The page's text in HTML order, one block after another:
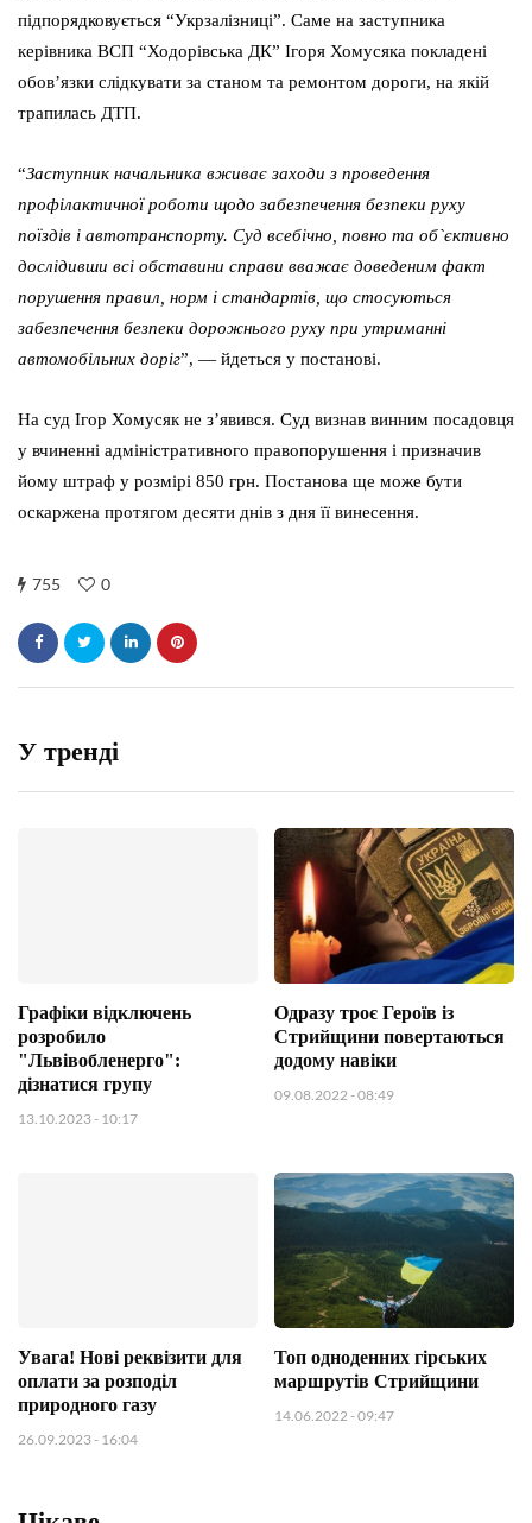
підпорядковується “Укрзалізниці”. Саме на заступника
керівника ВСП “Ходорівська ДК” Ігоря Хомусяка покладені
обовʼязки слідкувати за станом та ремонтом дороги, на якій
трапилась ДТП.
“Заступник начальника вживає заходи з проведення
профілактичної роботи щодо забезпечення безпеки руху
поїздів і автотранспорту. Суд всебічно, повно та об`єктивно
дослідивши всі обставини справи вважає доведеним факт
порушення правил, норм і стандартів, що стосуються
забезпечення безпеки дорожнього руху при утриманні
автомобільних доріг”, — йдеться у постанові.
На суд Ігор Хомусяк не з’явився. Суд визнав винним посадовця
у вчиненні адміністративного правопорушення і призначив
йому штраф у розмірі 850 грн. Постанова ще може бути
оскаржена протягом десяти днів з дня її винесення.
755 0
У трендi
Графіки відключень
розробило
"Львівобленерго":
дізнатися групу
13.10.2023- 10:17
Одразу троє Героїв із
Стрийщини повертаються
додому навіки
09.08.2022 - 08:49
Увага! Нові реквізити для
оплати за розподіл
природного газу
26.09.2023- 16:04
Топ одноденних гірських
маршрутів Стрийщини
14.06.2022 - 09:47